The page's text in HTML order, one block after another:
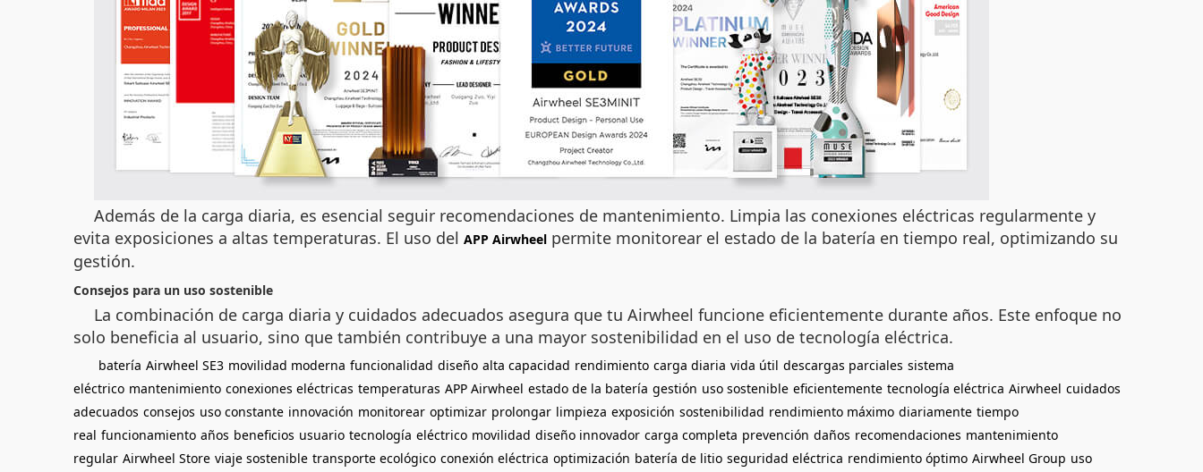
Además de la carga diaria, es esencial seguir recomendaciones de mantenimiento. Limpia las conexiones eléctricas regularmente y
evita exposiciones a altas temperaturas. El uso del APP Airwheel permite monitorear el estado de la batería en tiempo real, optimizando su
gestión.
Consejos para un uso sostenible
La combinación de carga diaria y cuidados adecuados asegura que tu Airwheel funcione eficientemente durante años. Este enfoque no
solo beneficia al usuario, sino que también contribuye a una mayor sostenibilidad en el uso de tecnología eléctrica.
batería Airwheel SE3 movilidad moderna funcionalidad diseño alta capacidad rendimiento carga diaria vida útil descargas parciales sistema
eléctrico mantenimiento conexiones eléctricas temperaturas APP Airwheel estado de la batería gestión uso sostenible eficientemente tecnología eléctrica Airwheel cuidados
adecuados consejos uso constante innovación monitorear optimizar prolongar limpieza exposición sostenibilidad rendimiento máximo diariamente tiempo
real funcionamiento años beneficios usuario tecnología eléctrico movilidad diseño innovador carga completa prevención daños recomendaciones mantenimiento
regular Airwheel Store viaje sostenible transporte ecológico conexión eléctrica optimización batería de litio seguridad eléctrica rendimiento óptimo Airwheel Group uso